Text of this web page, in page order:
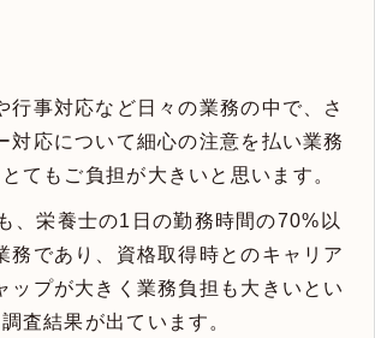
行事対応など日々の業務の中で、さ
対応について細心の注意を払い業務
てもご負担が大きいと思います。
、栄養士の1日の勤務時間の70%以
務であり、資格取得時とのキャリア
ップが大きく業務負担も大きいとい
調査結果が出ています。